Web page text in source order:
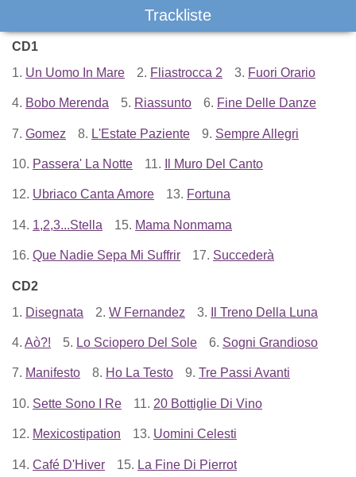
Trackliste
CD1
1. Un Uomo In Mare 2. Fliastrocca 2 3. Fuori Orario
4. Bobo Merenda 5. Riassunto 6. Fine Delle Danze
7. Gomez 8. L'Estate Paziente 9. Sempre Allegri
10. Passera' La Notte 11. Il Muro Del Canto
12. Ubriaco Canta Amore 13. Fortuna
14. 1,2,3...Stella 15. Mama Nonmama
16. Que Nadie Sepa Mi Suffrir 17. Succederà
CD2
1. Disegnata 2. W Fernandez 3. Il Treno Della Luna
4. Aò?! 5. Lo Sciopero Del Sole 6. Sogni Grandioso
7. Manifesto 8. Ho La Testo 9. Tre Passi Avanti
10. Sette Sono I Re 11. 20 Bottiglie Di Vino
12. Mexicostipation 13. Uomini Celesti
14. Café D'Hiver 15. La Fine Di Pierrot